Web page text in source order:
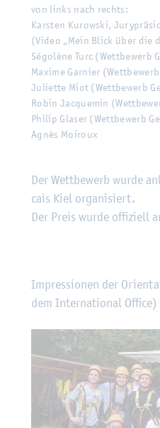
von links nach rechts:
Kars­ten Kurow­ski,
(Video „Mein Blick über die
Ségolè­ne Turc (Wett­be­werb
Ma­xi­me Gar­nier
Ju­li­et­te Miot (Wett­be­werb
Robin Jac­que­min
Phil­ip Gla­ser (Wett­be­werb
Agnès Moi­roux
Der Wett­be­werb wurde
cais Kiel or­ga­ni­siert.
Der Preis wurde of­fi­zi­ell
Im­pres­sio­nen der
dem In­ter­na­tio­nal Of­fice)